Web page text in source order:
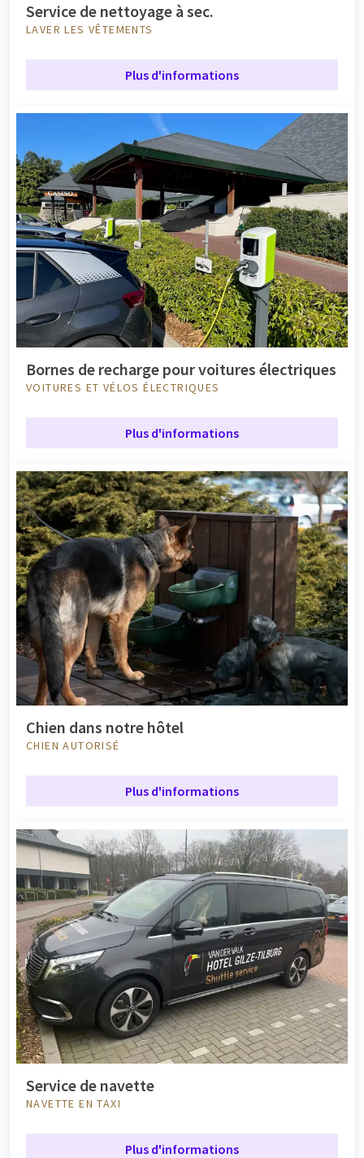
Service de nettoyage à sec.
LAVER LES VÊTEMENTS
Plus d'informations
Bornes de recharge pour voitures électriques
VOITURES ET VÉLOS ÉLECTRIQUES
Plus d'informations
Chien dans notre hôtel
CHIEN AUTORISÉ
Plus d'informations
Service de navette
NAVETTE EN TAXI
Plus d'informations